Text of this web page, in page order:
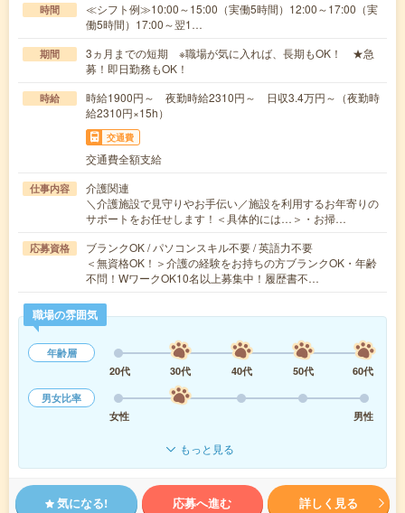
時間
≪シフト例≫10:00～15:00（実働5時間）12:00～17:00（実
働5時間）17:00～翌1…
期間
3ヵ月までの短期 ※職場が気に入れば、長期もOK！ ★急
募！即日勤務もOK！
時給
時給1900円～ 夜勤時給2310円～ 日収3.4万円～（夜勤時
給2310円×15h）
交通費
交通費全額支給
仕事内容
介護関連
＼介護施設で見守りやお手伝い／施設を利用するお年寄りの
サポートをお任せします！＜具体的には…＞・お掃…
応募資格
ブランクOK / パソコンスキル不要 / 英語力不要
＜無資格OK！＞介護の経験をお持ちの方ブランクOK・年齢
不問！WワークOK10名以上募集中！履歴書不…
職場の雰囲気
年齢層
20代
30代 40代 50代
60代
男女比率
女性
男性
もっと見る
気になる! 応募へ進む 詳しく見る